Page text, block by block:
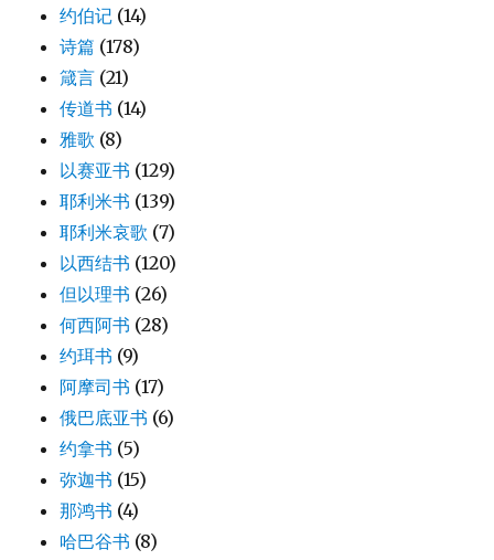
约伯记 (14)
诗篇 (178)
箴言 (21)
传道书 (14)
雅歌 (8)
以赛亚书 (129)
耶利米书 (139)
耶利米哀歌 (7)
以西结书 (120)
但以理书 (26)
何西阿书 (28)
约珥书 (9)
阿摩司书 (17)
俄巴底亚书 (6)
约拿书 (5)
弥迦书 (15)
那鸿书 (4)
哈巴谷书 (8)